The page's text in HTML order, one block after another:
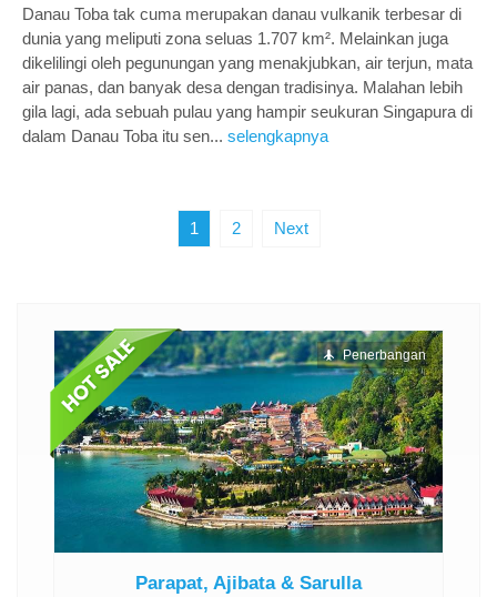
Danau Toba tak cuma merupakan danau vulkanik terbesar di
dunia yang meliputi zona seluas 1.707 km². Melainkan juga
dikelilingi oleh pegunungan yang menakjubkan, air terjun, mata
air panas, dan banyak desa dengan tradisinya. Malahan lebih
gila lagi, ada sebuah pulau yang hampir seukuran Singapura di
dalam Danau Toba itu sen... selengkapnya
1 2 Next
Parapat, Ajibata & Sarulla
Penerbangan